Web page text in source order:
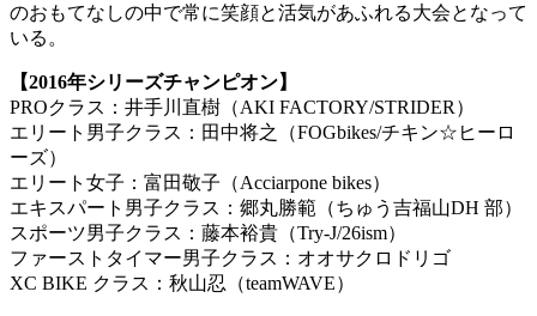
のおもてなしの中で常に笑顔と活気があふれる大会となって
いる。
【2016年シリーズチャンピオン】
PROクラス：井手川直樹（AKI FACTORY/STRIDER）
エリート男子クラス：田中将之（FOGbikes/チキン☆ヒーロ
ーズ）
エリート女子：富田敬子（Acciarpone bikes）
エキスパート男子クラス：郷丸勝範（ちゅう吉福山DH 部）
スポーツ男子クラス：藤本裕貴（Try-J/26ism）
ファーストタイマー男子クラス：オオサクロドリゴ
XC BIKE クラス：秋山忍（teamWAVE）